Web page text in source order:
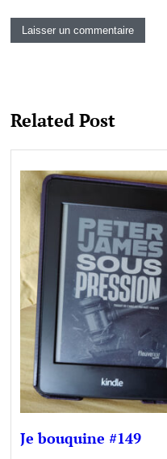
Related Post
Je bouquine #149